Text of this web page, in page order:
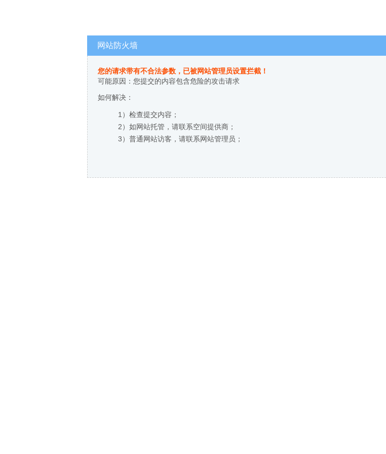
网站防火墙
您的请求带有不合法参数，已被网站管理员设置拦截！
可能原因：您提交的内容包含危险的攻击请求
如何解决：
1）检查提交内容；
2）如网站托管，请联系空间提供商；
3）普通网站访客，请联系网站管理员；